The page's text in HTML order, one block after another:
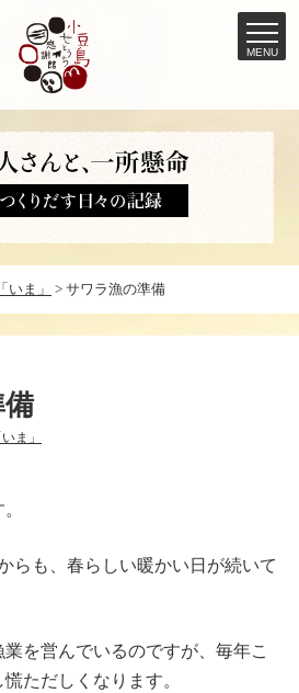
MENU
ま」 > サワラ漁の準備
ま」
らも、春らしい暖かい日が続いて
を営んでいるのですが、毎年こ
ただしくなります。